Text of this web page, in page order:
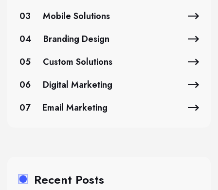
03
Mobile Solutions
04
Branding Design
05
Custom Solutions
06
Digital Marketing
07
Email Marketing
Recent Posts